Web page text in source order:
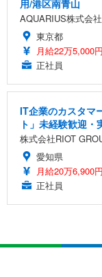
用/港区南青山
AQUARIUS株式会社
東京都
月給22万5,000
正社員
IT企業のカスタマ
ト」未経験歓迎
株式会社RIOT
愛知県
月給20万6,900
正社員